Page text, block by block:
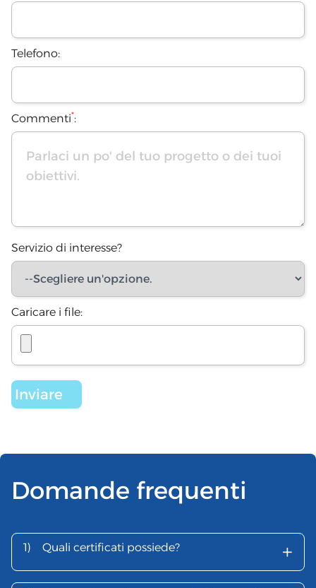
Telefono:
Commenti*:
Servizio di interesse?
Caricare i file:
Domande frequenti
1) Quali certificati possiede? +